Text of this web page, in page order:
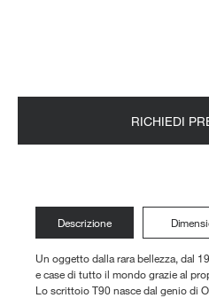
RICHIEDI
Descrizione
Un oggetto dalla rara bellezza, dal
e case di tutto il mondo grazie al
Lo scrittoio T90 nasce dal genio di